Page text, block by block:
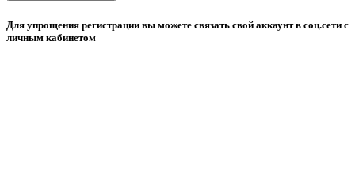
Для упрощения регистрации вы можете связать свой аккаунт в соц.сети с
личным кабинетом